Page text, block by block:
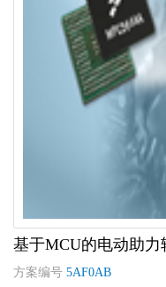
基于MCU的电动助力
方案编号 5AF0AB